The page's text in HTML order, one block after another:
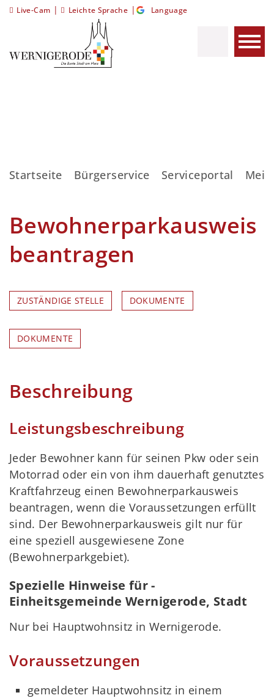
Live-Cam | Leichte Sprache | Language
Startseite Bürgerservice Serviceportal
Bewohnerparkausweis
beantragen
ZUSTÄNDIGE STELLE DOKUMENTE
DOKUMENTE
Beschreibung
Leistungsbeschreibung
Jeder Bewohner kann für seinen Pkw oder sein
Motorrad oder ein von ihm dauerhaft genutztes
Kraftfahrzeug einen Bewohnerparkausweis
beantragen, wenn die Voraussetzungen erfüllt
sind. Der Bewohnerparkausweis gilt nur für
eine speziell ausgewiesene Zone
(Bewohnerparkgebiet).
Spezielle Hinweise für -
Einheitsgemeinde Wernigerode, Stadt
Nur bei Hauptwohnsitz in Wernigerode.
Voraussetzungen
gemeldeter Hauptwohnsitz in einem